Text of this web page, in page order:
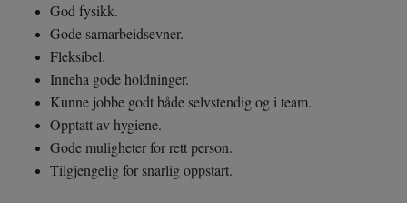
God fysikk.
Gode samarbeidsevner.
Fleksibel.
Inneha gode holdninger.
Kunne jobbe godt både selvstendig og i team.
Opptatt av hygiene.
Gode muligheter for rett person.
Tilgjengelig for snarlig oppstart.